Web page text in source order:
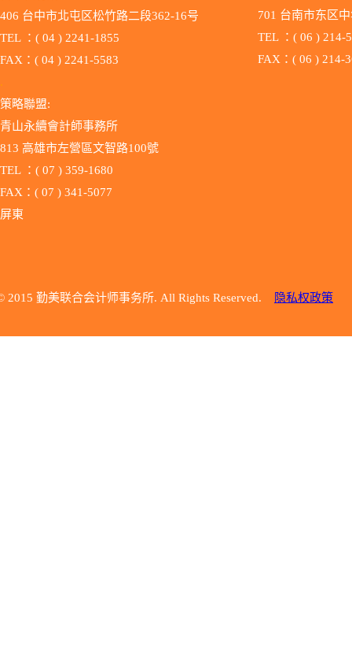
406 台中市北屯区松竹路二段362-16号
TEL ：( 04 ) 2241-1855
FAX：( 04 ) 2241-5583
.
策略聯盟:
青山永續會計師事務所
813 高雄市左營區文智路100號
TEL ：( 07 ) 359-1680
FAX：( 07 ) 341-5077
屏東
701 台南市东区
TEL ：( 06 ) 214-
FAX：( 06 ) 214-
2015 勤美联合会计师事务所. All Rights Reserved. 隐私权政策